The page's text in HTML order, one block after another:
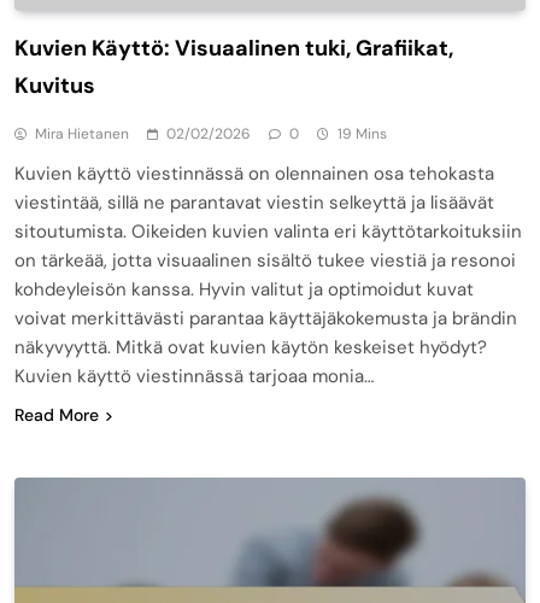
Kuvien Käyttö: Visuaalinen tuki, Grafiikat,
Kuvitus
Mira Hietanen 02/02/2026 0 19 Mins
Kuvien käyttö viestinnässä on olennainen osa tehokasta
viestintää, sillä ne parantavat viestin selkeyttä ja lisäävät
sitoutumista. Oikeiden kuvien valinta eri käyttötarkoituksiin
on tärkeää, jotta visuaalinen sisältö tukee viestiä ja resonoi
kohdeyleisön kanssa. Hyvin valitut ja optimoidut kuvat
voivat merkittävästi parantaa käyttäjäkokemusta ja brändin
näkyvyyttä. Mitkä ovat kuvien käytön keskeiset hyödyt?
Kuvien käyttö viestinnässä tarjoaa monia…
Read More